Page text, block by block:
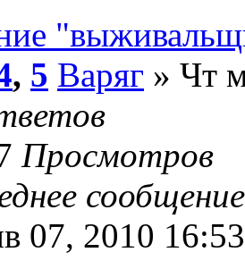
, 5 Варяг » Чт
Просмотров
07, 2010 16:53